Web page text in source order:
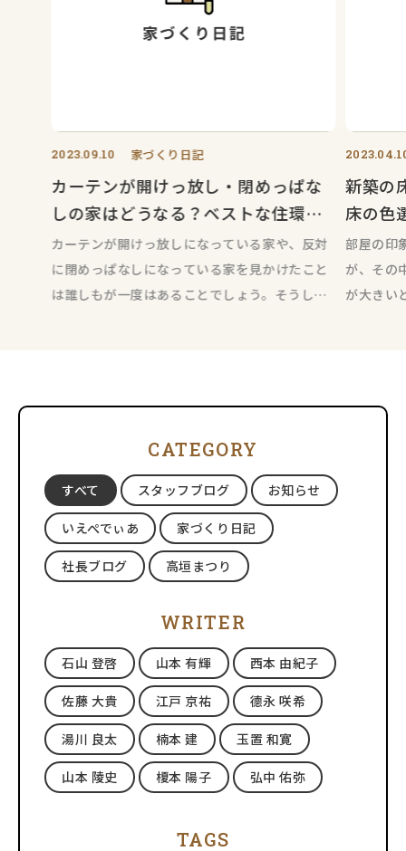
2023.09.10 家づくり日記
カーテンが開けっ放し・閉めっぱな
しの家はどうなる？ベストな住環境
のために！
カーテンが開けっ放しになっている家や、反対
に閉めっぱなしになっている家を見かけたこと
は誰しもが一度はあることでしょう。そうした
新築の
床の色
部屋の印
が、その
が大きい
CATEGORY
すべて スタッフブログ お知らせ
いえぺでぃあ 家づくり日記
社長ブログ 高垣まつり
WRITER
石山 登啓 山本 有輝 西本 由紀子
佐藤 大貴 江戸 京祐 德永 咲希
湯川 良太 楠本 建 玉置 和寛
山本 陵史 榎本 陽子 弘中 佑弥
TAGS